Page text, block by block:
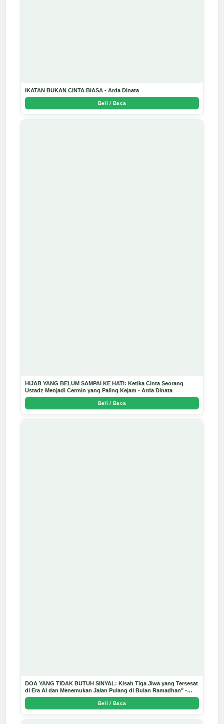
IKATAN BUKAN CINTA BIASA - Arda Dinata
Beli / Baca
HIJAB YANG BELUM SAMPAI KE HATI: Ketika Cinta Seorang
Ustadz Menjadi Cermin yang Paling Kejam - Arda Dinata
Beli / Baca
DOA YANG TIDAK BUTUH SINYAL: Kisah Tiga Jiwa yang Tersesat
di Era AI dan Menemukan Jalan Pulang di Bulan Ramadhan" -
Arda Dinata
Beli / Baca